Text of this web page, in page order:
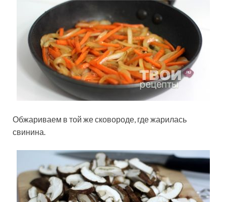
Обжариваем в той же сковороде, где жарилась
свинина.